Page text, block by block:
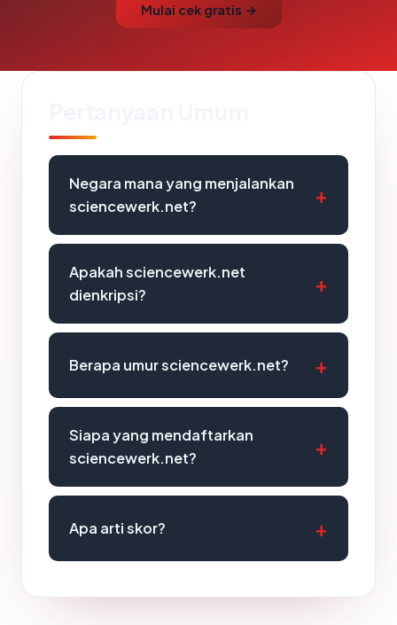
Mulai cek gratis →
Negara mana yang menjalankan
sciencewerk.net?
Apakah sciencewerk.net
dienkripsi?
Berapa umur sciencewerk.net?
Siapa yang mendaftarkan
sciencewerk.net?
Apa arti skor?